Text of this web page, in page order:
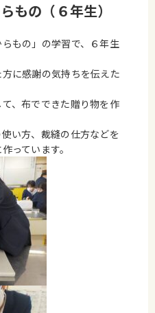
もの（６年生）
もの」の学習で、６年生
に感謝の気持ちを伝えた
、布でできた贈り物を作
い方、裁縫の仕方などを
っています。